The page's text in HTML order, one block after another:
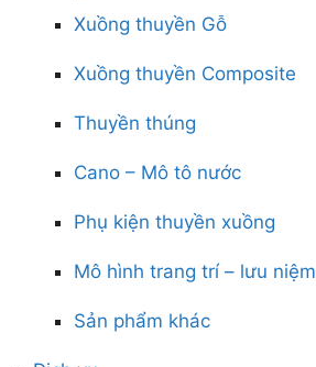
Xuồng thuyền Gỗ
Xuồng thuyền Composite
Thuyền thúng
Cano – Mô tô nước
Phụ kiện thuyền xuồng
Mô hình trang trí – lưu niệm
Sản phẩm khác